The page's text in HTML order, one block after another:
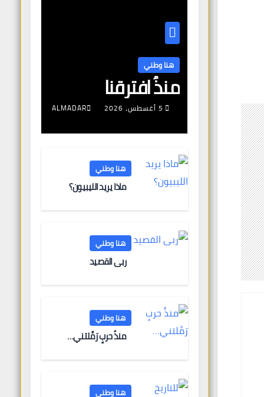
هنا وطني
منذُ افترقنا
5 أغسطس، 2026 ALMADAR
هنا وطني
ماذا يريد الليبيون؟
هنا وطني
ربى القصيد
هنا وطني
منذُ حربٍ رَمَّلتني…
هنا وطني